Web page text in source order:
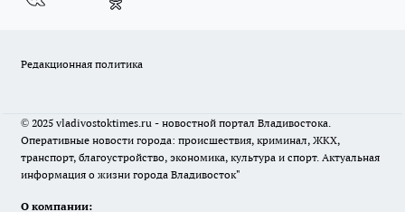
Редакционная политика
© 2025 vladivostoktimes.ru - новостной портал Владивостока.
Оперативные новости города: происшествия, криминал, ЖКХ,
транспорт, благоустройство, экономика, культура и спорт. Актуальная
информация о жизни города Владивосток"
О компании: